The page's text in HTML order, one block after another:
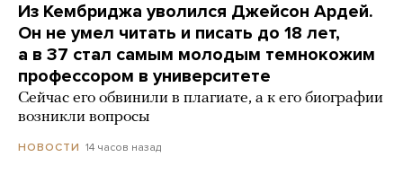
Из Кембриджа уволился Джейсон Ардей.
Он не умел читать и писать до 18 лет,
а в 37 стал самым молодым темнокожим
профессором в университете
Сейчас его обвинили в плагиате, а к его биографии
возникли вопросы
НОВОСТИ 14 часов назад